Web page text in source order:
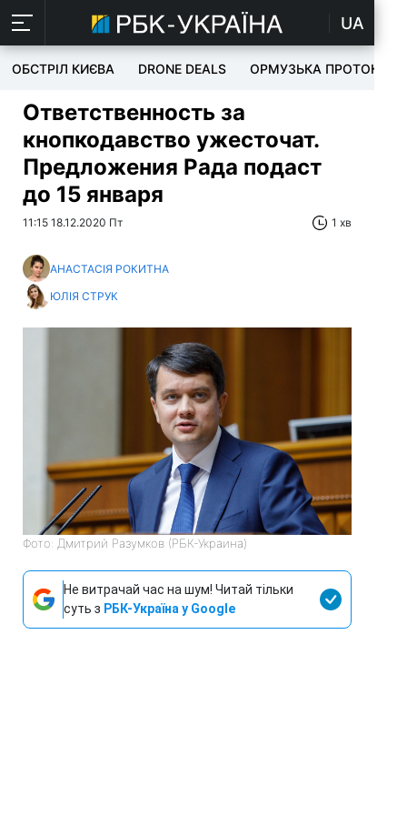
UA
ОБСТРІЛ КИЄВА DRONE DEALS ОРМУЗЬКА ПРОТОКА
Ответственность за
кнопкодавство ужесточат.
Предложения Рада подаст
до 15 января
11:15 18.12.2020 Пт 1 хв
АНАСТАСІЯ РОКИТНА
ЮЛІЯ СТРУК
Фото: Дмитрий Разумков (РБК-Украина)
Не витрачай час на шум! Читай тільки
суть з РБК-Україна у Google